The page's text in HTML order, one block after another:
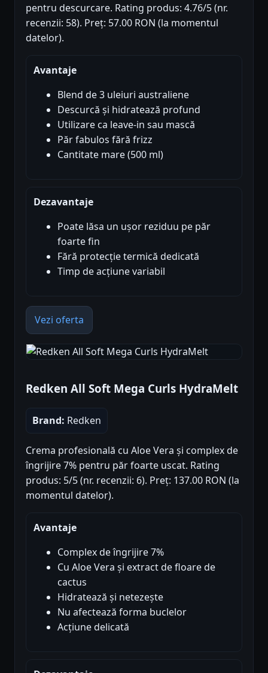
pentru descurcare. Rating produs: 4.76/5 (nr.
recenzii: 58). Preț: 57.00 RON (la momentul
datelor).
Avantaje
Blend de 3 uleiuri australiene
Descurcă și hidratează profund
Utilizare ca leave-in sau mască
Păr fabulos fără frizz
Cantitate mare (500 ml)
Dezavantaje
Poate lăsa un ușor reziduu pe păr
foarte fin
Fără protecție termică dedicată
Timp de acțiune variabil
Vezi oferta
Redken All Soft Mega Curls HydraMelt
Brand: Redken
Crema profesională cu Aloe Vera și complex de
îngrijire 7% pentru păr foarte uscat. Rating
produs: 5/5 (nr. recenzii: 6). Preț: 137.00 RON (la
momentul datelor).
Avantaje
Complex de îngrijire 7%
Cu Aloe Vera și extract de floare de
cactus
Hidratează și netezește
Nu afectează forma buclelor
Acțiune delicată